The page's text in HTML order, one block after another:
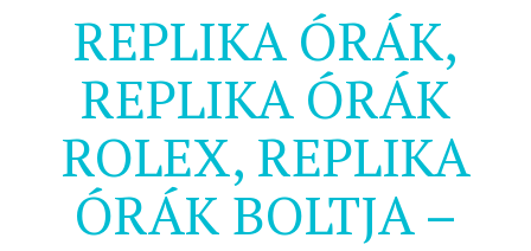
REPLIKA ÓRÁK,
REPLIKA ÓRÁK
ROLEX, REPLIKA
ÓRÁK BOLTJA –